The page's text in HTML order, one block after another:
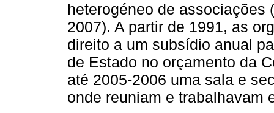
heterogéneo de associações
2007). A partir de 1991, as
direito a um subsídio anual
de Estado no orçamento da
até 2005-2006 uma sala e
onde reuniam e trabalhavam